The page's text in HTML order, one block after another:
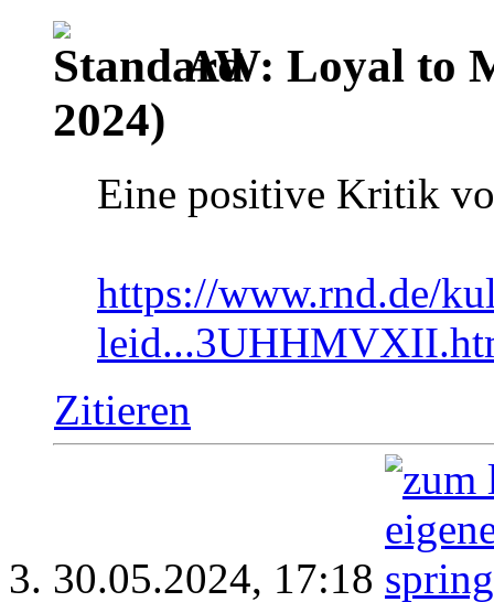
AW: Loyal to
2024)
Eine positive Kritik
https://www.rnd.de/
Zitieren
30.05.2024, 17:18